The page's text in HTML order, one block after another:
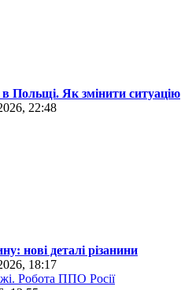
в Польщі. Як змінити ситуацію
22:48
нові деталі різанини
18:17
Робота ППО Росії